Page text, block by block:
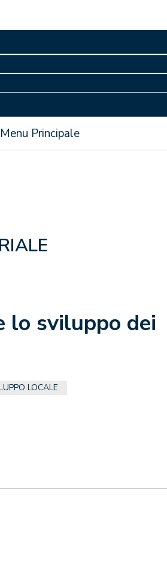
Menu Principale
lo sviluppo dei
LOCALE